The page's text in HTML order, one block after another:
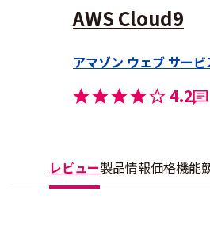
AWS Cloud9
アマゾン ウェブ サー
4.2
レビュー製品情報価格機能